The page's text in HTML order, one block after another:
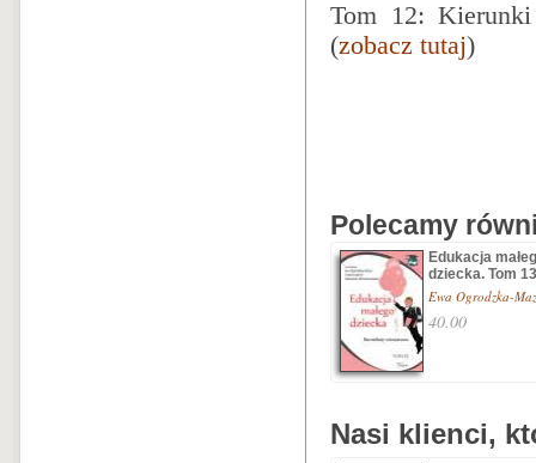
Tom 12:
(zobacz tutaj)
Polecamy
Edukacja
dziecka. Tom 13
Ewa Ogrodzka-
40.00
Nasi klienci,